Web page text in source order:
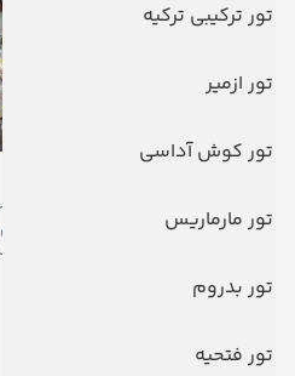
تور ترکیبی ترکیه
تور ازمیر
تور کوش آداسی
تور مارماریس
تور بدروم
تور فتحیه
امکانات هتل
امکانات هتل
امکانات ورزشی
رستوران
رستوران فضای باز